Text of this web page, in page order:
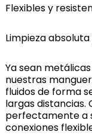
Flexibles y
Limpieza
Ya sean
nuestras
fluidos de forma
largas distancias.
perfectamente a
conexiones